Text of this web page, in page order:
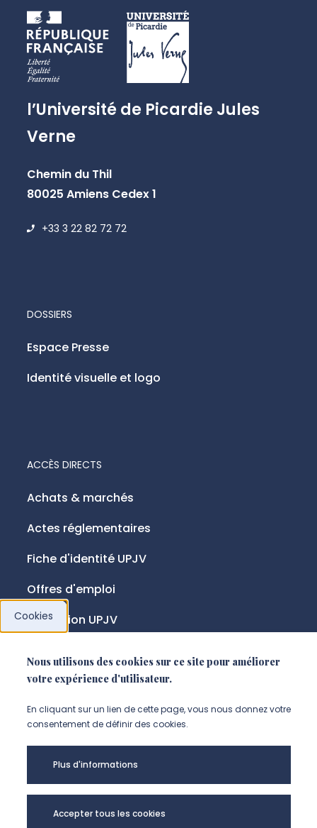
l’Université de Picardie Jules
Verne
Chemin du Thil
80025 Amiens Cedex 1
+33 3 22 82 72 72
ACCÈS DIRECTS
Achats & marchés
Actes réglementaires
Fiche d'identité UPJV
Offres d'emploi
Fondation UPJV
DOSSIERS
Espace Presse
Identité visuelle et logo
NOUS SUIVRE
Suivez-nous sur instagram
Suivez-nous sur linkedin
Suivez-nous sur
Mentions légales
Accessibilité
Cookies
Nous utilisons des cookies sur ce site pour améliorer
votre expérience d'utilisateur.
En cliquant sur un lien de cette page, vous nous donnez votre
consentement de définir des cookies.
Plus d'informations
Accepter tous les cookies